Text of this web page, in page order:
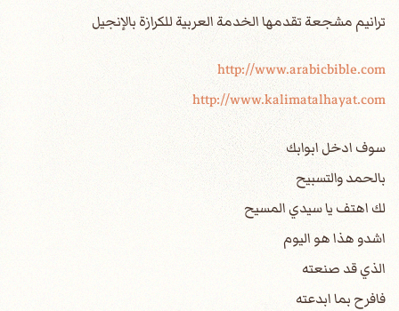
http://www.arabicbible.com
http://www.kalimatalhayat.com
سوف ادخل ابوابك
بالحمد والتسبيح
لك اهتف يا سيدي المسيح
اشدو هذا هو اليوم
الذي قد صنعته
فافرح بما ابدعته